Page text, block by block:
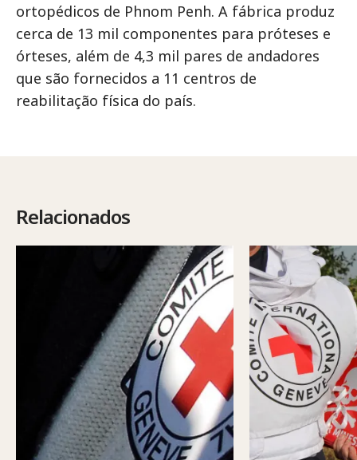
ortopédicos de Phnom Penh. A fábrica produz
cerca de 13 mil componentes para próteses e
órteses, além de 4,3 mil pares de andadores
que são fornecidos a 11 centros de
reabilitação física do país.
Relacionados